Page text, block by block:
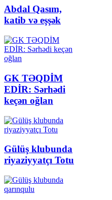
Abdal Qasım,
katib və eşşək
GK TƏQDİM
EDİR: Sərhədi
keçən oğlan
Gülüş klubunda
riyaziyyatçı Totu